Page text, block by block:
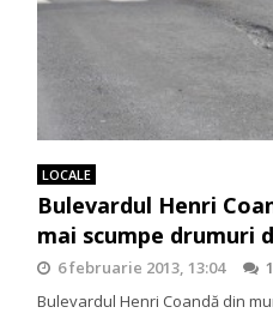
LOCALE
Bulevardul Henri
mai scumpe drumuri
6 februarie 2013, 13:04
Bulevardul Henri Coandă din